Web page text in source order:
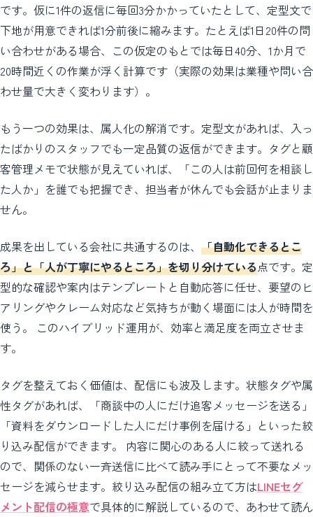
です。仮に1件の返信に毎回3分かかっていたとして、定型文で
下地が用意できれば1分前後に縮みます。たとえば1日20件の問
い合わせがある場合、この仮定のもとでは毎日40分、1か月で
20時間近くの作業が浮く計算です（実際の効果は業種や問い合
わせ量で大きく変わります）。
もう一つの効果は、属人化の解消です。定型文があれば、入っ
たばかりのスタッフでも一定品質の返信ができます。タグと顧
客管理メモで状態が見えていれば、「この人は前回何を相談し
た人か」を誰でも把握でき、担当者が休んでも会話が止まりま
せん。
成果を出している会社に共通するのは、 「自動化できるとこ
ろ」と「人が丁寧にやるところ」を切り分けている点です。定
型的な確認や案内はテンプレートと自動応答に任せ、要望のヒ
アリングやクレーム対応など気持ちが動く場面には人が時間を
使う。 このハイブリッド運用が、効率と満足度を両立させま
す。
タグを整えておく価値は、配信にも波及します。状態タグや属
性タグがあれば、「商談中の人にだけ追客メッセージを送る」
「資料をダウンロードした人にだけ事例を届ける」といった絞
り込み配信ができます。 内容に関心のある人に絞って送れる
ので、関係のない一斉送信に比べて読み手にとって不要なメッ
セージを減らせます。絞り込み配信の組み立て方はLINEセグ
メント配信の極意で具体的に解説しているので、あわせて読ん